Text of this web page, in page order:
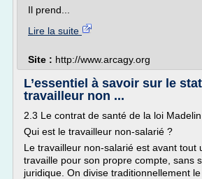
Il prend...
Lire la suite
Site : http://www.arcagy.org
L’essentiel à savoir sur le
travailleur non ...
2.3 Le contrat de santé de la loi Madelin
Qui est le travailleur non-salarié ?
Le travailleur non-salarié est avant tout
travaille pour son propre compte, sans
juridique. On divise traditionnellement